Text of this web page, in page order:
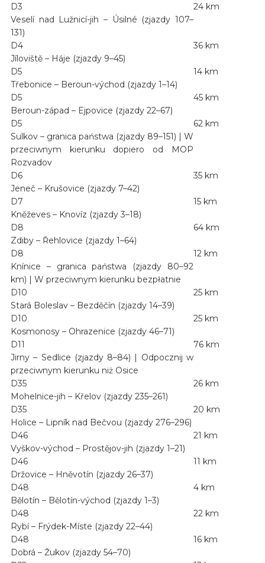
D3
Veselí nad Lužnicí-jih – Úsilné (zjazdy 107–
131)
24 km
D4
Jíloviště – Háje (zjazdy 9–45)
36 km
D5
Třebonice – Beroun-východ (zjazdy 1–14)
14 km
D5
Beroun-západ – Ejpovice (zjazdy 22–67)
45 km
D5
Sulkov – granica państwa (zjazdy 89–151) | W
przeciwnym kierunku dopiero od MOP
Rozvadov
62 km
D6
Jeneč – Krušovice (zjazdy 7–42)
35 km
D7
Kněževes – Knovíz (zjazdy 3–18)
15 km
D8
Zdiby – Řehlovice (zjazdy 1–64)
64 km
D8
Knínice – granica państwa (zjazdy 80–92
km) | W przeciwnym kierunku bezpłatnie
12 km
D10
Stará Boleslav – Bezděčín (zjazdy 14–39)
25 km
D10
Kosmonosy – Ohrazenice (zjazdy 46–71)
25 km
D11
Jirny – Sedlice (zjazdy 8–84) | Odpocznij w
przeciwnym kierunku niż Osice
76 km
D35
Mohelnice-jih – Křelov (zjazdy 235–261)
26 km
D35
Holice – Lipník nad Bečvou (zjazdy 276–296)
20 km
D46
Vyškov-východ – Prostějov-jih (zjazdy 1–21)
21 km
D46
Držovice – Hněvotín (zjazdy 26–37)
11 km
D48
Bělotín – Bělotín-východ (zjazdy 1–3)
4 km
D48
Rybí – Frýdek-Míste (zjazdy 22–44)
22 km
D48
Dobrá – Žukov (zjazdy 54–70)
16 km